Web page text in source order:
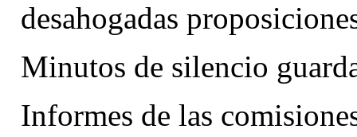
desahogadas
Minutos de silencio
Informes de las